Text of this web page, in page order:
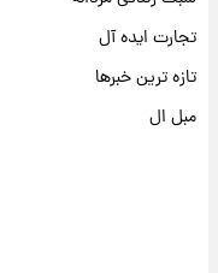
تجارت ایده آل
تازه ترین خبرها
مبل ال